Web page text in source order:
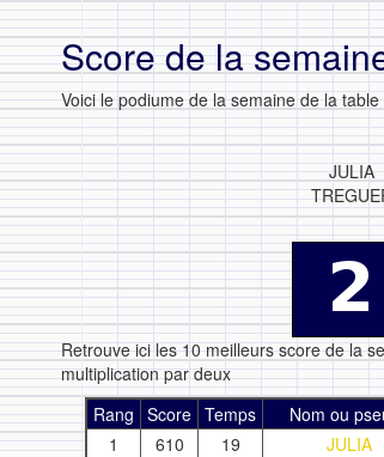
Score de la
Voici le podiume de la semaine de la
JULIA
Retrouve ici les 10 meilleurs score de la
multiplication par deux
Rang Score Temps Nom ou
1
610 19 JULIA